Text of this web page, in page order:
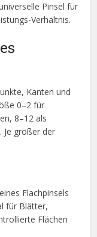
Pinsel für
Verhältnis.
Kanten und
0–2 für
8–12 als
Je größer der
Flachpinsels
für Blätter,
Flächen